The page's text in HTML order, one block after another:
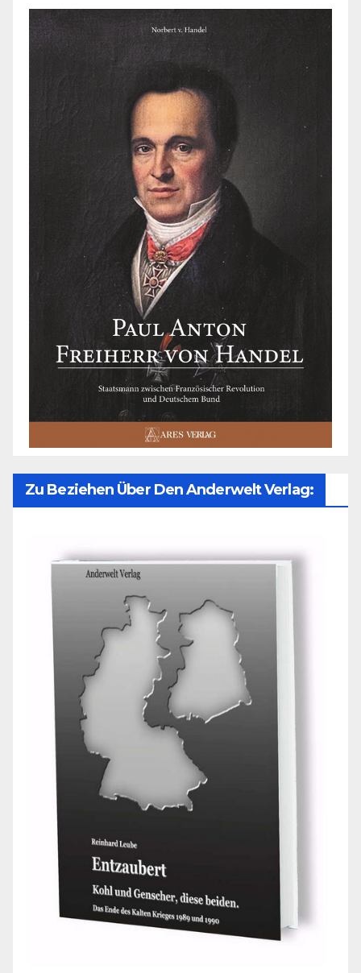
Zu Beziehen Über Den Anderwelt Verlag: